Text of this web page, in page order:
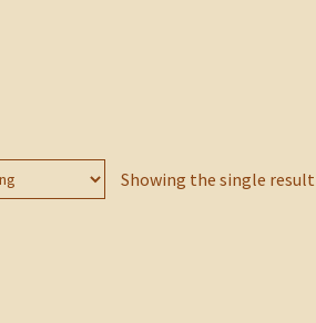
Showing the single result